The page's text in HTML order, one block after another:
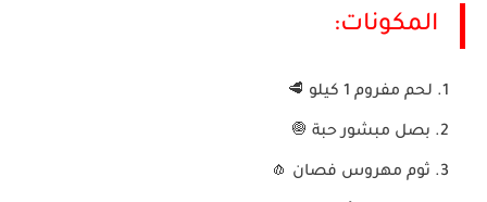
المكونات:
لحم مفروم 1 كيلو 🥩
بصل مبشور حبة 🧅
ثوم مهروس فصان 🧄